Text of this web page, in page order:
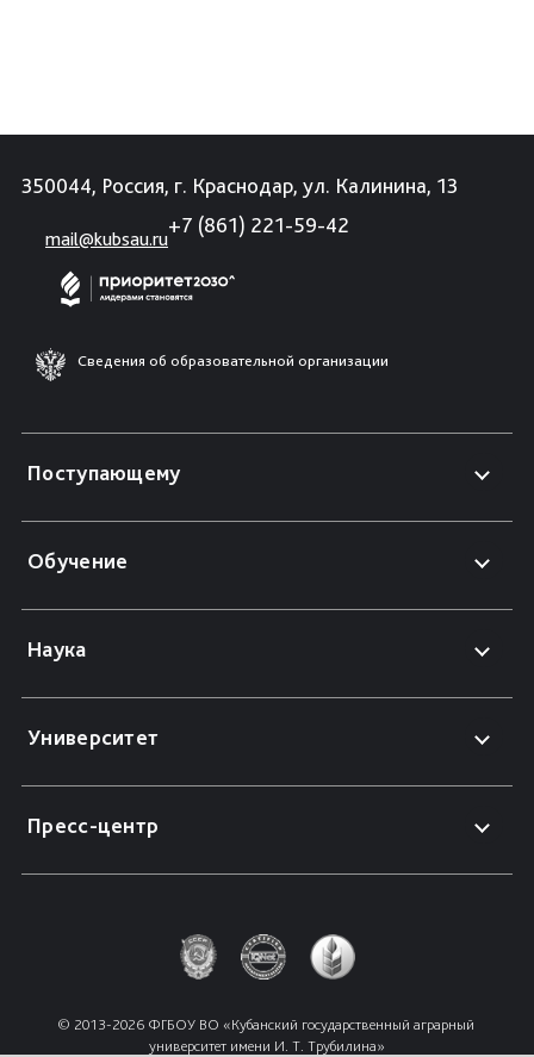
350044, Россия, г. Краснодар, ул. Калинина, 13
mail@kubsau.ru
+7 (861) 221-59-42
Сведения об образовательной организации
Поступающему
Обучение
Наука
Университет
Пресс-центр
© 2013-2026 ФГБОУ ВО «Кубанский государственный аграрный
университет имени И. Т. Трубилина»